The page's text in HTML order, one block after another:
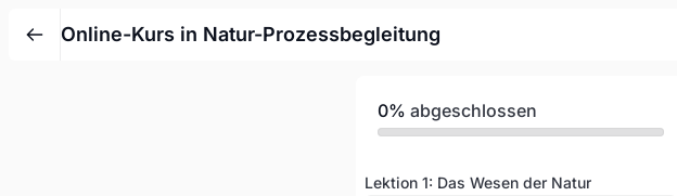
Online-Kurs in Natur-Prozessbegleitung
0% abgeschlossen
Lektion 1: Das Wesen der Natur